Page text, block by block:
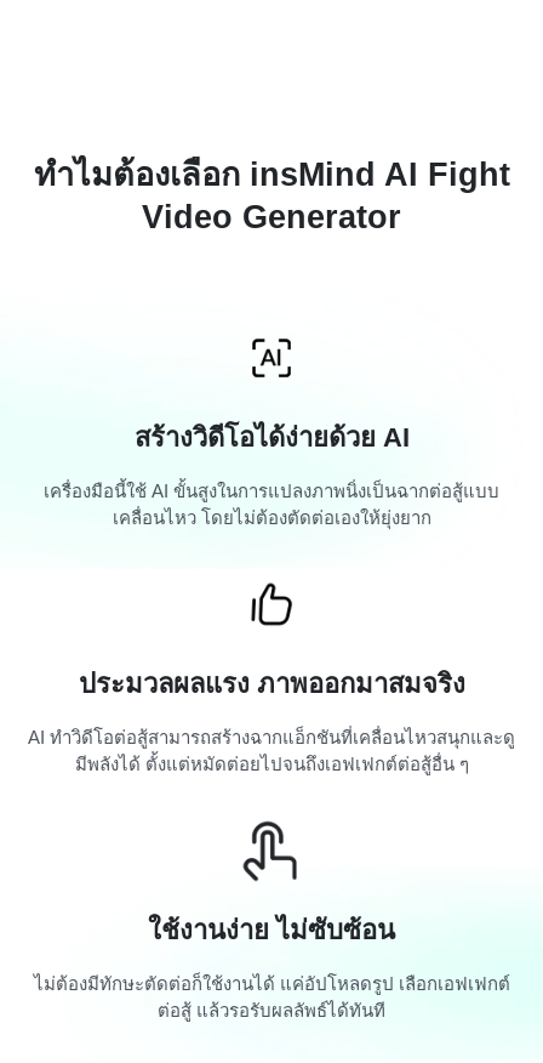
ทำไมต้องเลือก insMind AI Fight
Video Generator
สร้างวิดีโอได้ง่ายด้วย AI
เครื่องมือนี้ใช้ AI ขั้นสูงในการแปลงภาพนิ่งเป็นฉากต่อสู้แบบ
เคลื่อนไหว โดยไม่ต้องตัดต่อเองให้ยุ่งยาก
ประมวลผลแรง ภาพออกมาสมจริง
AI ทำวิดีโอต่อสู้สามารถสร้างฉากแอ็กชันที่เคลื่อนไหวสนุกและดู
มีพลังได้ ตั้งแต่หมัดต่อยไปจนถึงเอฟเฟกต์ต่อสู้อื่น ๆ
ใช้งานง่าย ไม่ซับซ้อน
ไม่ต้องมีทักษะตัดต่อก็ใช้งานได้ แค่อัปโหลดรูป เลือกเอฟเฟกต์
ต่อสู้ แล้วรอรับผลลัพธ์ได้ทันที